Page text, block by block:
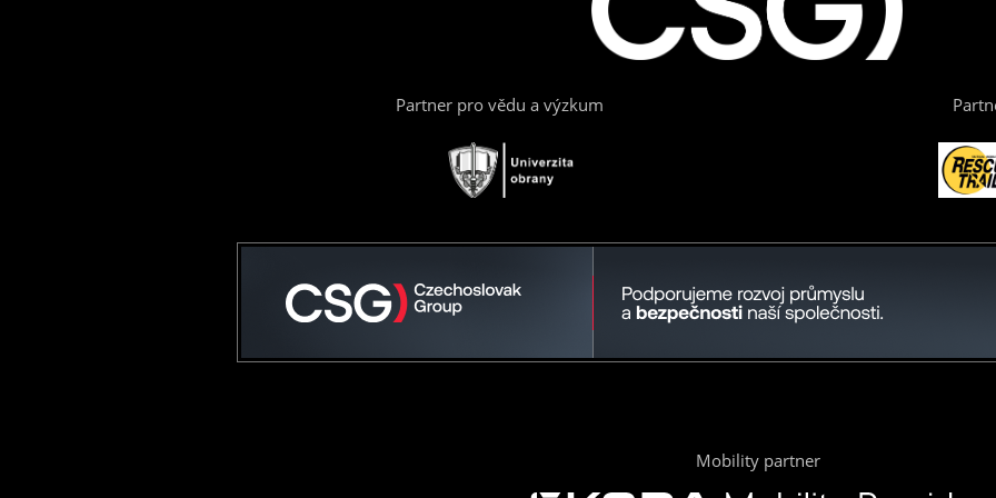
Partner pro vědu a výzkum
Mobility partner